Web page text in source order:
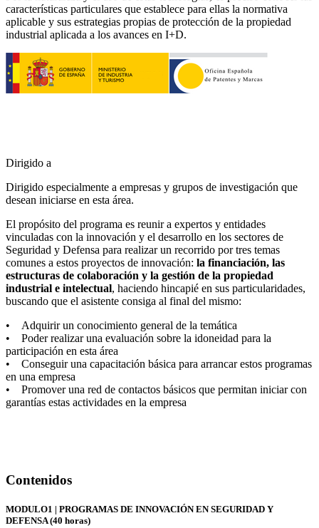
características particulares que establece para ellas la normativa
aplicable y sus estrategias propias de protección de la propiedad
industrial aplicada a los avances en I+D.
Dirigido a
Dirigido especialmente a empresas y grupos de investigación que
desean iniciarse en esta área.
El propósito del programa es reunir a expertos y entidades
vinculadas con la innovación y el desarrollo en los sectores de
Seguridad y Defensa para realizar un recorrido por tres temas
comunes a estos proyectos de innovación: la financiación, las
estructuras de colaboración y la gestión de la propiedad
industrial e intelectual, haciendo hincapié en sus particularidades,
buscando que el asistente consiga al final del mismo:
• Adquirir un conocimiento general de la temática
• Poder realizar una evaluación sobre la idoneidad para la
participación en esta área
• Conseguir una capacitación básica para arrancar estos programas
en una empresa
• Promover una red de contactos básicos que permitan iniciar con
garantías estas actividades en la empresa
Contenidos
MODULO1 | PROGRAMAS DE INNOVACIÓN EN SEGURIDAD Y
DEFENSA (40 horas)